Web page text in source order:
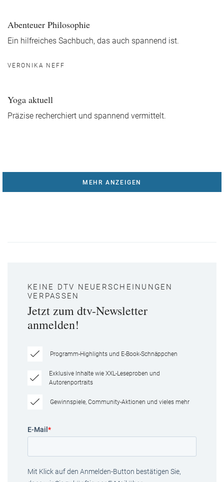
Abenteuer Philosophie
Ein hilfreiches Sachbuch, das auch spannend ist.
VERONIKA NEFF
Yoga aktuell
Präzise recherchiert und spannend vermittelt.
MEHR ANZEIGEN
KEINE DTV NEUERSCHEINUNGEN
VERPASSEN
Jetzt zum dtv-Newsletter
anmelden!
Programm-Highlights und E-Book-Schnäppchen
Exklusive Inhalte wie XXL-Leseproben und
Autorenportraits
Gewinnspiele, Community-Aktionen und vieles mehr
E-Mail *
Mit Klick auf den Anmelden-Button bestätigen Sie,